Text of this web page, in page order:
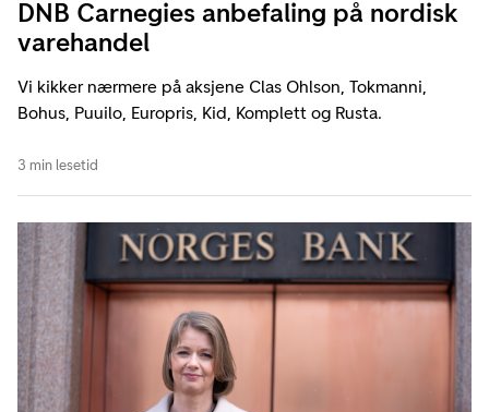
DNB Carnegies anbefaling på nordisk
varehandel
Vi kikker nærmere på aksjene Clas Ohlson, Tokmanni,
Bohus, Puuilo, Europris, Kid, Komplett og Rusta.
3 min lesetid